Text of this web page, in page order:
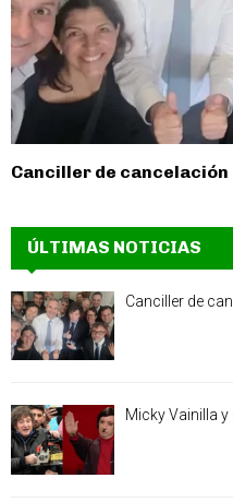
Canciller de cancelación
ÚLTIMAS NOTICIAS
Canciller de
Micky Vainilla